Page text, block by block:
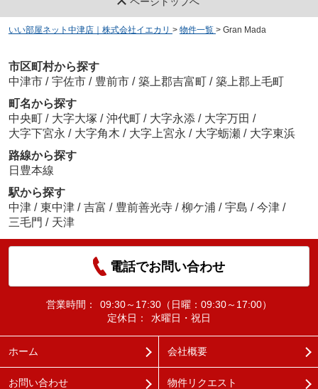
いい部屋ネット中津店｜株式会社イエカリ > 物件一覧 > Gran Mada
市区町村から探す
中津市 / 宇佐市 / 豊前市 / 築上郡吉富町 / 築上郡上毛町
町名から探す
中央町 / 大字大塚 / 沖代町 / 大字永添 / 大字万田 /
大字下宮永 / 大字角木 / 大字上宮永 / 大字蛎瀬 / 大字東浜
路線から探す
日豊本線
駅から探す
中津 / 東中津 / 吉富 / 豊前善光寺 / 柳ケ浦 / 宇島 / 今津 /
三毛門 / 天津
電話でお問い合わせ
営業時間：
09:30～17:30（日曜：09:30～17:00）
定休日：
水曜日・祝日
ホーム 会社概要
お問い合わせ 物件リクエスト